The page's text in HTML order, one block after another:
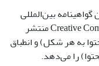
بین‌المللی
Creative Commons Attribution 4.0 International License منتشر
به هر شکل) و انطباق
را می‌دهد.